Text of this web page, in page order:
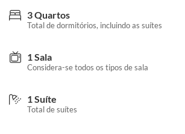
3 Quartos
Total de dormitórios, incluindo as suítes
1 Sala
Considera-se todos os tipos de sala
1 Suíte
Total de suítes